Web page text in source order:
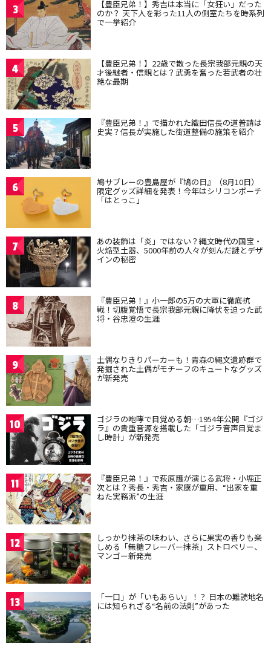
3 【豊臣兄弟！】秀吉は本当に「女狂い」だった
のか？ 天下人を彩った11人の側室たちを時系列
で一挙紹介
4 【豊臣兄弟！】22歳で散った長宗我部元親の天
才後継者・信親とは？武勇を奮った若武者の壮
絶な最期
5 『豊臣兄弟！』で描かれた織田信長の道普請は
史実？信長が実施した街道整備の施策を紹介
6 鳩サブレーの豊島屋が『鳩の日』（8月10日）
限定グッズ詳細を発表！今年はシリコンポーチ
「はとっこ」
7 あの装飾は「炎」ではない？縄文時代の国宝・
火焔型土器、5000年前の人々が刻んだ謎とデザ
インの秘密
8 『豊臣兄弟！』小一郎の5万の大軍に徹底抗
戦！切腹覚悟で長宗我部元親に降伏を迫った武
将・谷忠澄の生涯
9 土偶なりきりパーカーも！青森の縄文遺跡群で
発掘された土偶がモチーフのキュートなグッズ
が新発売
10 ゴジラの咆哮で目覚める朝…1954年公開『ゴジ
ラ』の貴重音源を搭載した「ゴジラ音声目覚ま
し時計」が新発売
11 『豊臣兄弟！』で萩原護が演じる武将・小堀正
次とは？秀長・秀吉・家康が重用、“出家を重
ねた実務派”の生涯
12 しっかり抹茶の味わい、さらに果実の香りも楽
しめる「無糖フレーバー抹茶」ストロベリー、
マンゴー新発売
13 「一口」が「いもあらい」！？ 日本の難読地名
には知られざる“名前の法則”があった